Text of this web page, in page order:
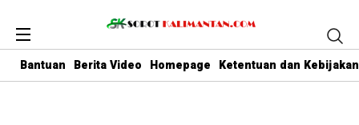
Bantuan Berita Video Homepage Ketentuan dan